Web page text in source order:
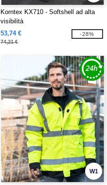
Korntex KX710 - Softshell ad alta
visibilità
53,74 €
74,21 €
-28%
W1